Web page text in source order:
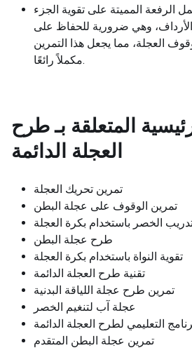
الرفعة المميتة على تقوية الجزء
وهي ضرورية للحفاظ على
العجلة، مما يجعل هذا التمرين
مكملاً رائعًا.
المتعلقة بـ طرح
العجلة الدائمة
تمرين تحريك العجلة
تمرين الوقوف على عجلة البطن
الخصر باستخدام بكرة العجلة
طرح عجلة البطن
تقوية النواة باستخدام بكرة العجلة
تقنية طرح العجلة الدائمة
تمرين طرح عجلة اللياقة البدنية
عجلة آب لتنغيم الخصر
التعليمي لطرح العجلة الدائمة
تمرين عجلة البطن المتقدم